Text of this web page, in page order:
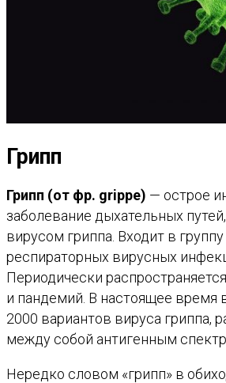
Грипп
Грипп (от фр. grippe) — острое
заболевание дыхательных
вирусом гриппа. Входит в
респираторных вирусных
Периодически
и пандемий. В настоящее время
2000 вариантов вируса гриппа,
между собой антигенным
Нередко словом «грипп» в